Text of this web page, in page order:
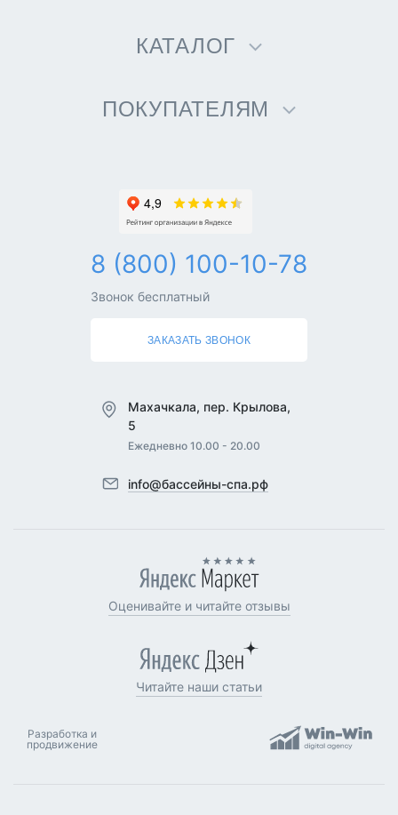
КАТАЛОГ
ПОКУПАТЕЛЯМ
8 (800) 100-10-78
Звонок бесплатный
ЗАКАЗАТЬ ЗВОНОК
Махачкала, пер. Крылова,
5
Ежедневно 10.00 - 20.00
info@бассейны-спа.рф
Оценивайте и читайте отзывы
Читайте наши статьи
Разработка и
продвижение